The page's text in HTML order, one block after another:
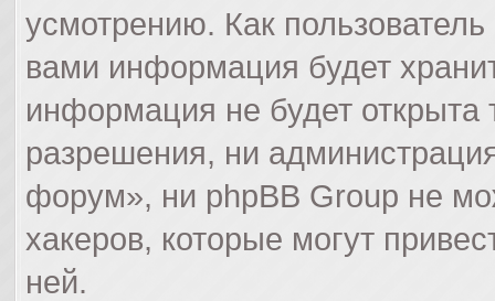
усмотрению. Как
вами информация будет
информация не будет открыта
разрешения, ни
форум», ни phpBB Group не
хакеров, которые могут
ней.